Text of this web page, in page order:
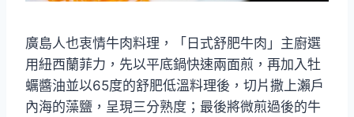
廣島人也衷情牛肉料理，「日式舒肥牛肉」主廚選
用紐西蘭菲力，先以平底鍋快速兩面煎，再加入牡
蠣醬油並以65度的舒肥低溫料理後，切片撒上瀨戶
內海的藻鹽，呈現三分熟度；最後將微煎過後的牛